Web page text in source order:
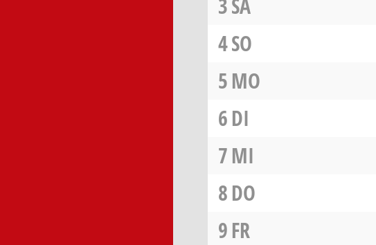
3SA
4SO
5MO
6DI
7MI
8DO
9FR